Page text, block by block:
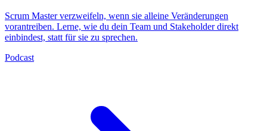
Scrum Master verzweifeln, wenn sie alleine Veränderungen
vorantreiben. Lerne, wie du dein Team und Stakeholder direkt
einbindest, statt für sie zu sprechen.
Podcast